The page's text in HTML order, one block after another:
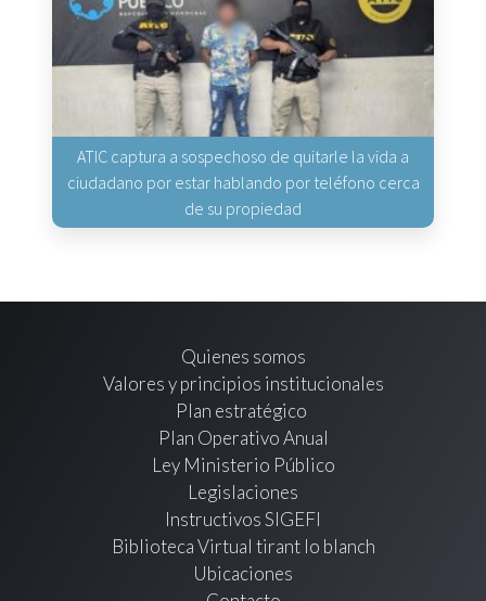
ATIC captura a sospechoso de quitarle la vida a
ciudadano por estar hablando por teléfono cerca
de su propiedad
Quienes somos
Valores y principios institucionales
Plan estratégico
Plan Operativo Anual
Ley Ministerio Público
Legislaciones
Instructivos SIGEFI
Biblioteca Virtual tirant lo blanch
Ubicaciones